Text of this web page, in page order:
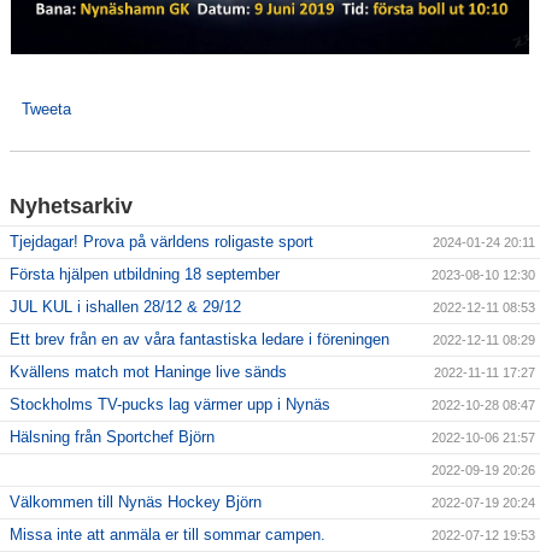
Tweeta
Nyhetsarkiv
Tjejdagar! Prova på världens roligaste sport 2024-01-24 20:11
Första hjälpen utbildning 18 september 2023-08-10 12:30
JUL KUL i ishallen 28/12 & 29/12 2022-12-11 08:53
Ett brev från en av våra fantastiska ledare i föreningen 2022-12-11 08:29
Kvällens match mot Haninge live sänds 2022-11-11 17:27
Stockholms TV-pucks lag värmer upp i Nynäs 2022-10-28 08:47
Hälsning från Sportchef Björn 2022-10-06 21:57
2022-09-19 20:26
Välkommen till Nynäs Hockey Björn 2022-07-19 20:24
Missa inte att anmäla er till sommar campen. 2022-07-12 19:53